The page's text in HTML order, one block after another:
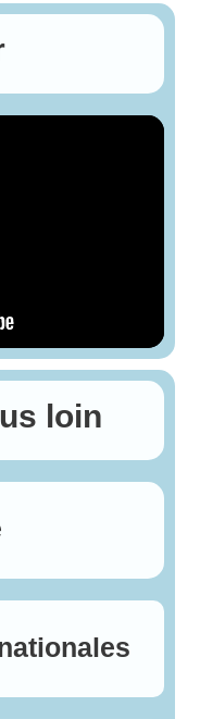
loin